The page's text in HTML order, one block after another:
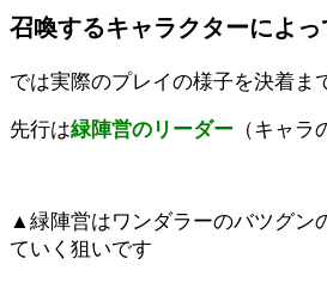
召喚するキャラクターによ
では実際のプレイの様子を決着ま
先行は緑陣営のリーダー （キャ
▲緑陣営はワンダラーのバツグン
ていく狙いです